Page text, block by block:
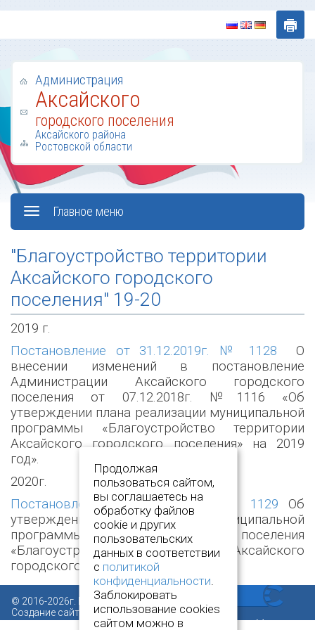
Администрация
Аксайского
городского поселения
Аксайского района
Ростовской области
Главное меню
"Благоустройство территории
Аксайского городского
поселения" 19-20
2019 г.
Постановление от 31.12.2019г. № 1128
О
внесении изменений в постановление
Администрации Аксайского городского
поселения от 07.12.2018г. №1116 «Об
утверждении плана реализации муниципальной
программы «Благоустройство территории
Аксайского городского поселения» на 2019
год».
2020г.
Постановление от 31.12.2019г. № 1129
Об
утверждении плана реализации муниципальной
программы Аксайского городского поселения
«Благоустройство территории Аксайского
городского поселения» на 2020г.
© 2016-2026г. Все права защищены.
Создание сайта:
www.novcit.ru
Продолжая
пользоваться сайтом,
вы соглашаетесь на
обработку файлов
cookie и других
пользовательских
данных в соответствии
с политикой
конфиденциальности.
Заблокировать
использование cookies
сайтом можно в